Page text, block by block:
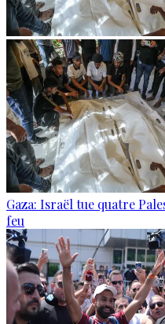
Gaza: Israël tue quatre
feu